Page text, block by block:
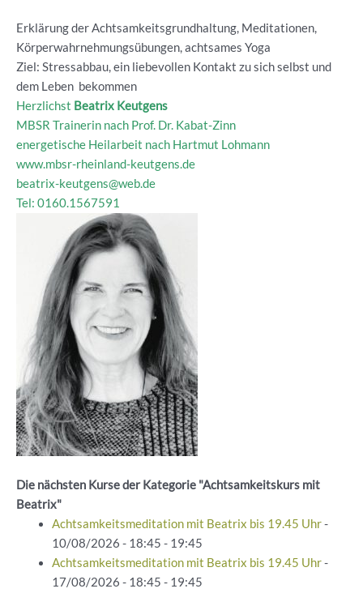
Erklärung der Achtsamkeitsgrundhaltung, Meditationen,
Körperwahrnehmungsübungen, achtsames Yoga
Ziel: Stressabbau, ein liebevollen Kontakt zu sich selbst und
dem Leben bekommen
Herzlichst Beatrix Keutgens
MBSR Trainerin nach Prof. Dr. Kabat-Zinn
energetische Heilarbeit nach Hartmut Lohmann
www.mbsr-rheinland-keutgens.de
beatrix-keutgens@web.de
Tel: 0160.1567591
Die nächsten Kurse der Kategorie "Achtsamkeitskurs mit
Beatrix"
Achtsamkeitsmeditation mit Beatrix bis 19.45 Uhr-
10/08/2026 - 18:45 - 19:45
Achtsamkeitsmeditation mit Beatrix bis 19.45 Uhr-
17/08/2026 - 18:45 - 19:45